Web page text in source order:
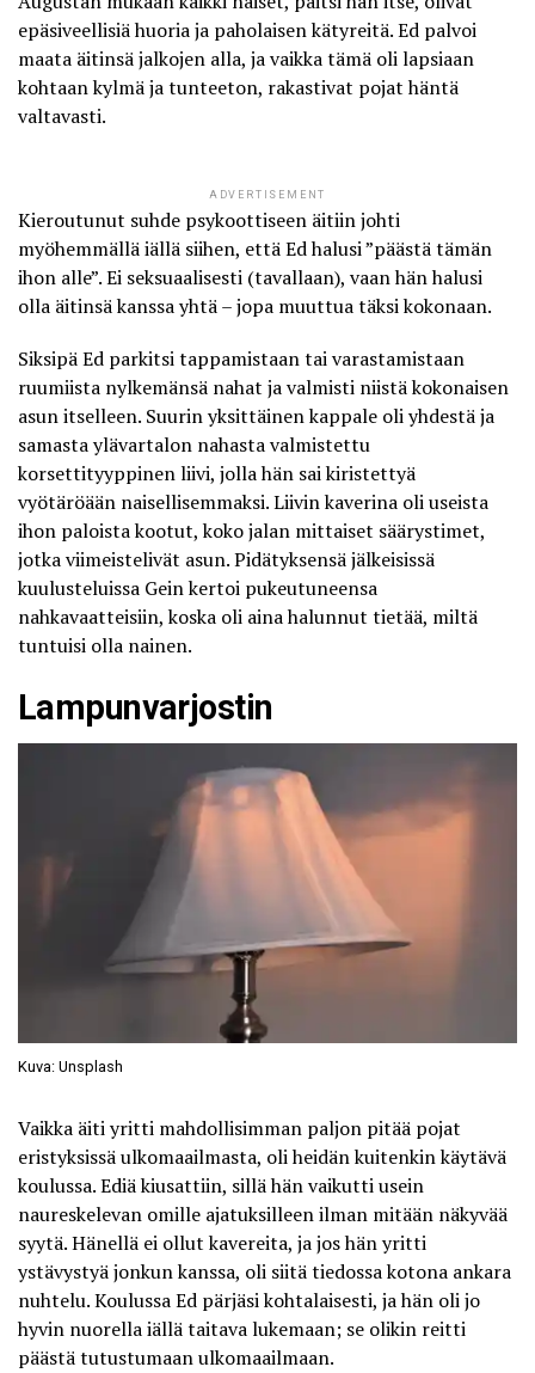
epäsiveellisiä huoria ja paholaisen kätyreitä. Ed palvoi
maata äitinsä jalkojen alla, ja vaikka tämä oli lapsiaan
kohtaan kylmä ja tunteeton, rakastivat pojat häntä
valtavasti.
ADVERTISEMENT
Kieroutunut suhde psykoottiseen äitiin johti
myöhemmällä iällä siihen, että Ed halusi ”päästä tämän
ihon alle”. Ei seksuaalisesti (tavallaan), vaan hän halusi
olla äitinsä kanssa yhtä – jopa muuttua täksi kokonaan.
Siksipä Ed parkitsi tappamistaan tai varastamistaan
ruumiista nylkemänsä nahat ja valmisti niistä kokonaisen
asun itselleen. Suurin yksittäinen kappale oli yhdestä ja
samasta ylävartalon nahasta valmistettu
korsettityyppinen liivi, jolla hän sai kiristettyä
vyötäröään naisellisemmaksi. Liivin kaverina oli useista
ihon paloista kootut, koko jalan mittaiset säärystimet,
jotka viimeistelivät asun. Pidätyksensä jälkeisissä
kuulusteluissa Gein kertoi pukeutuneensa
nahkavaatteisiin, koska oli aina halunnut tietää, miltä
tuntuisi olla nainen.
Lampunvarjostin
Kuva: Unsplash
Vaikka äiti yritti mahdollisimman paljon pitää pojat
eristyksissä ulkomaailmasta, oli heidän kuitenkin käytävä
koulussa. Ediä kiusattiin, sillä hän vaikutti usein
naureskelevan omille ajatuksilleen ilman mitään näkyvää
syytä. Hänellä ei ollut kavereita, ja jos hän yritti
ystävystyä jonkun kanssa, oli siitä tiedossa kotona ankara
nuhtelu. Koulussa Ed pärjäsi kohtalaisesti, ja hän oli jo
hyvin nuorella iällä taitava lukemaan; se olikin reitti
päästä tutustumaan ulkomaailmaan.